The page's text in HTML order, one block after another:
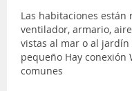
Las habitaciones están
ventilador, armario,
vistas al mar o al
pequeño Hay conexión
comunes